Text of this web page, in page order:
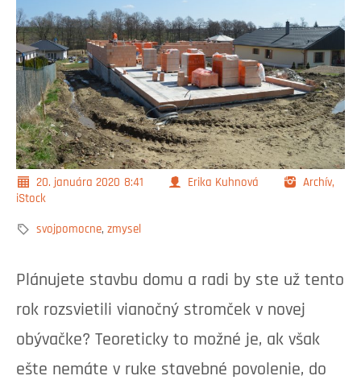
20. januára 2020 8:41 Erika Kuhnová
Archív,
iStock
svojpomocne, zmysel
Plánujete stavbu domu a radi by ste už tento
rok rozsvietili vianočný stromček v novej
obývačke? Teoreticky to možné je, ak však
ešte nemáte v ruke stavebné povolenie, do